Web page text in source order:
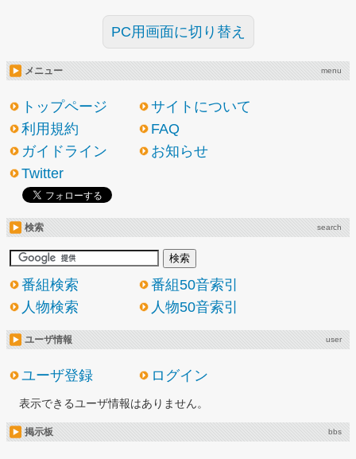
PC用画面に切り替え
メニュー menu
トップページ
サイトについて
利用規約
FAQ
ガイドライン
お知らせ
Twitter
検索 search
番組検索
番組50音索引
人物検索
人物50音索引
ユーザ情報 user
ユーザ登録 ログイン
表示できるユーザ情報はありません。
掲示板 bbs